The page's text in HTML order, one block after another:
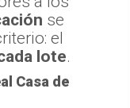
se
el
lote.
Casa de